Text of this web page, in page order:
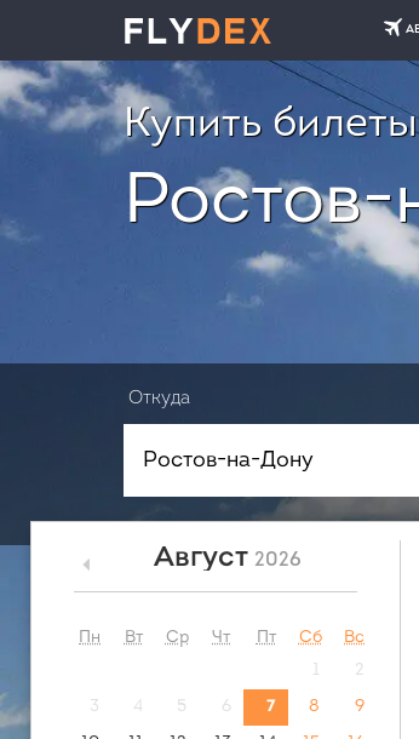
Купить
Откуда
Август 2026
Пн Вт Ср Чт Пт Сб
Вс
1
2
3
4 5 6 7 8
9